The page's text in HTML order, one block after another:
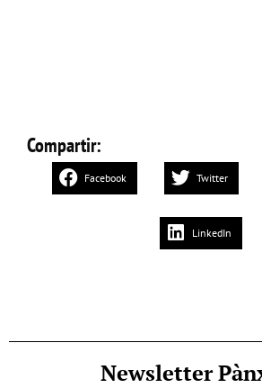
Compartir:
Facebook Twitter
LinkedIn
Newsletter